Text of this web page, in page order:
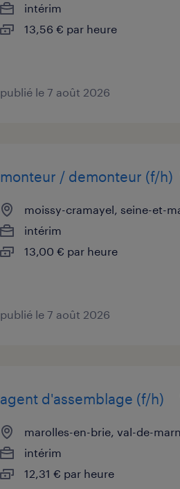
intérim
13,56 € par heure
publié le 7 août 2026
monteur / demonteur (f/h)
moissy-cramayel, seine-et-
intérim
13,00 € par heure
publié le 7 août 2026
agent d'assemblage (f/h)
marolles-en-brie, val-de-
intérim
12,31 € par heure